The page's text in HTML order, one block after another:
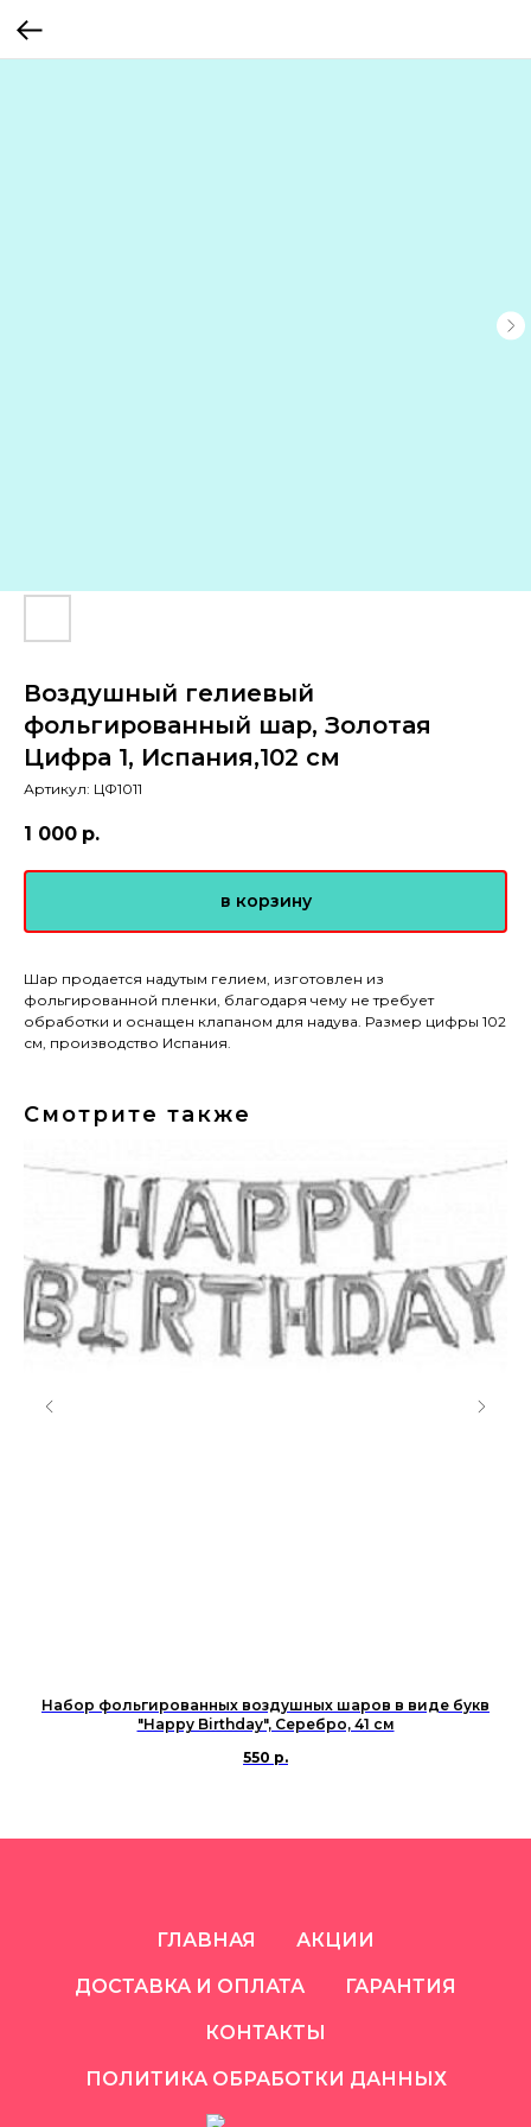
Воздушный гелиевый
фольгированный шар, Золотая
Цифра 1, Испания,102 см
Артикул: ЦФ1011
1 000 р.
в корзину
Шар продается надутым гелием, изготовлен из
фольгированной пленки, благодаря чему не требует
обработки и оснащен клапаном для надува. Размер цифры 102
см, производство Испания.
Смотрите также
Набор фольгированных воздушных шаров в виде букв
"Happy Birthday", Серебро, 41 см
550 р.
ГЛАВНАЯ АКЦИИ
ДОСТАВКА И ОПЛАТА ГАРАНТИЯ
КОНТАКТЫ
ПОЛИТИКА ОБРАБОТКИ ДАННЫХ